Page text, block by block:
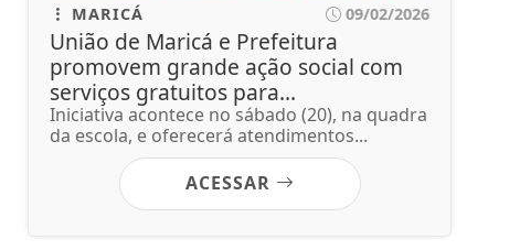
MARICÁ 09/02/2026
União de Maricá e Prefeitura
promovem grande ação social com
serviços gratuitos para...
Iniciativa acontece no sábado (20), na quadra
da escola, e oferecerá atendimentos...
ACESSAR